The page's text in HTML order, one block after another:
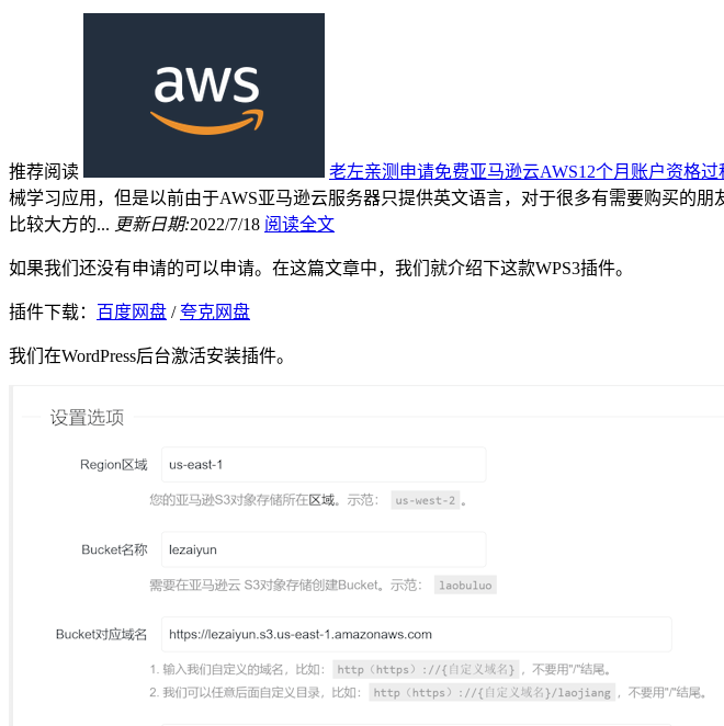
推荐阅读 老左亲测申请免费亚马逊云AWS12个月账户资格过
械学习应用，但是以前由于AWS亚马逊云服务器只提供英文语言，对于很多有需要购买的
比较大方的... 更新日期:2022/7/18 阅读全文
如果我们还没有申请的可以申请。在这篇文章中，我们就介绍下这款WPS3插件。
插件下载： 百度网盘 /夸克网盘
我们在WordPress后台激活安装插件。